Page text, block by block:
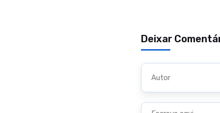
Deixar